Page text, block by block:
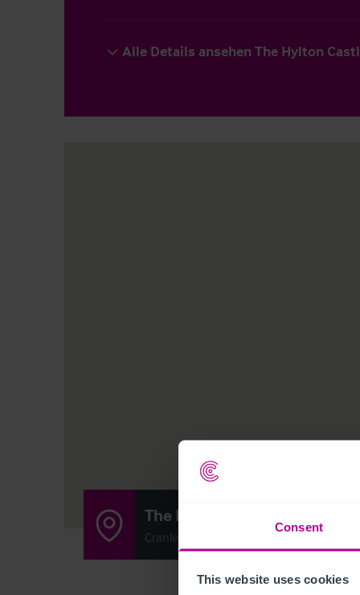
Consent
This website uses cookies
Alle Details ansehen The Hylton
The Hylton Castle Arms
Cranleigh Road, Sunderland, Tyne and